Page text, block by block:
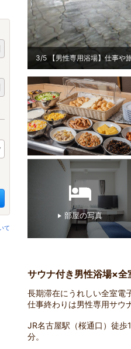
て
【男性専用浴場】仕事や旅、1
部屋の写真
サウナ付き男性浴場×全
長期滞在にうれしい全室電
仕事終わりは男性専用サウ
JR名古屋駅（桜通口）徒
分。